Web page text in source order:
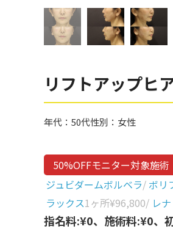
ヒアルロン酸リフトアッ
女性
男性
Age
年代から探
20代
30代
40代
リフトアップヒ
年代： 50代性別： 女性
50%OFFモニター対象施術
ジュビダームボルベラ/ ボリ
ラックス1ヶ所¥96,800/ レ
指名料:¥0、施術料:¥0、